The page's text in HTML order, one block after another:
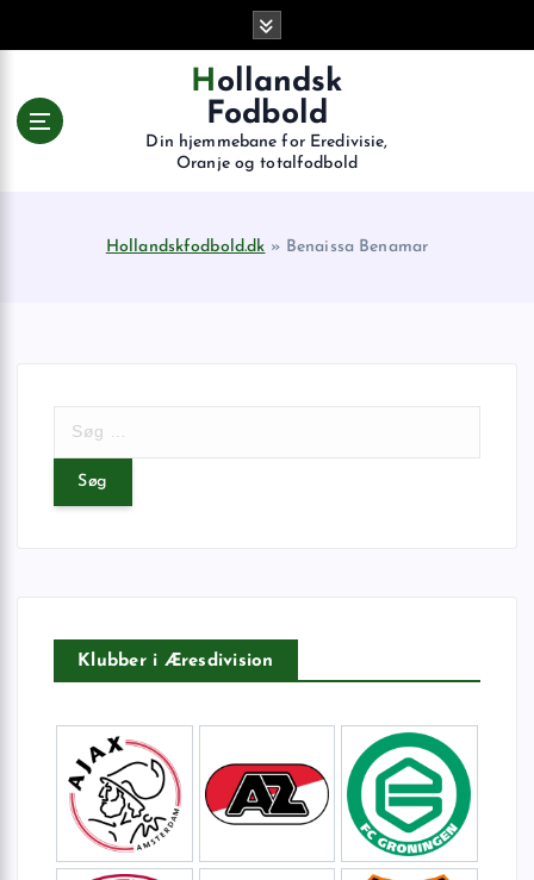
Hollandsk
Fodbold
Din hjemmebane for Eredivisie,
Oranje og totalfodbold
Hollandskfodbold.dk » Benaissa Benamar
:
Klubber i Æresdivision